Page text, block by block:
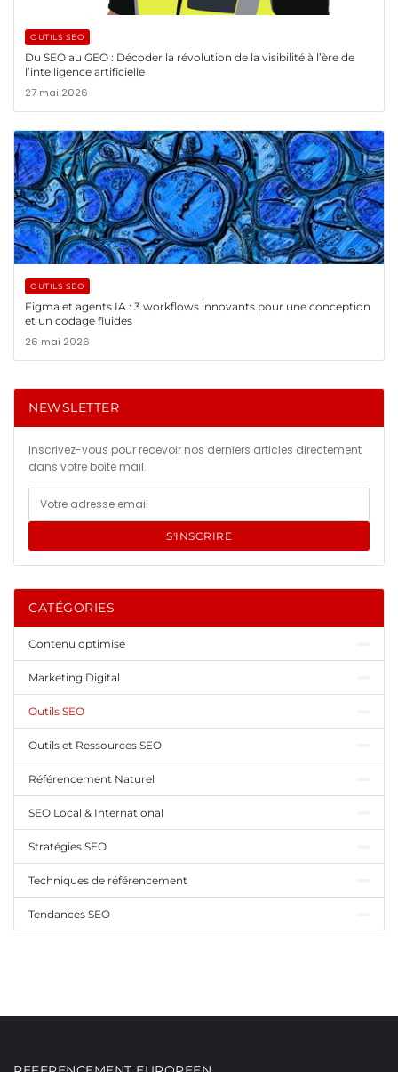
OUTILS SEO
Du SEO au GEO : Décoder la révolution de la visibilité à l’ère de
l’intelligence artificielle
27 mai 2026
OUTILS SEO
Figma et agents IA : 3 workflows innovants pour une conception
et un codage fluides
26 mai 2026
NEWSLETTER
Inscrivez-vous pour recevoir nos derniers articles directement
dans votre boîte mail.
S'INSCRIRE
CATÉGORIES
Contenu optimisé
Marketing Digital
Outils SEO
Outils et Ressources SEO
Référencement Naturel
SEO Local & International
Stratégies SEO
Techniques de référencement
Tendances SEO